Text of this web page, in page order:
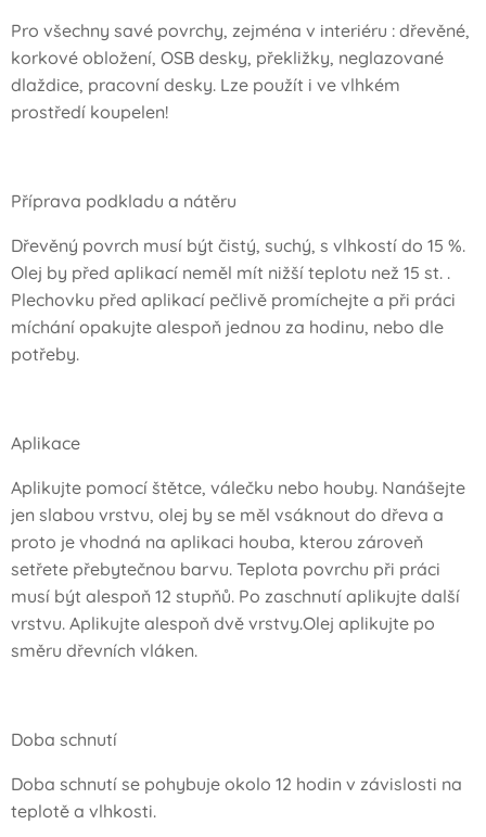
Pro všechny savé povrchy, zejména v interiéru : dřevěné,
korkové obložení, OSB desky, překližky, neglazované
dlaždice, pracovní desky. Lze použít i ve vlhkém
prostředí koupelen!
Příprava podkladu a nátěru
Dřevěný povrch musí být čistý, suchý, s vlhkostí do 15 %.
Olej by před aplikací neměl mít nižší teplotu než 15 st. .
Plechovku před aplikací pečlivě promíchejte a při práci
míchání opakujte alespoň jednou za hodinu, nebo dle
potřeby.
Aplikace
Aplikujte pomocí štětce, válečku nebo houby. Nanášejte
jen slabou vrstvu, olej by se měl vsáknout do dřeva a
proto je vhodná na aplikaci houba, kterou zároveň
setřete přebytečnou barvu. Teplota povrchu při práci
musí být alespoň 12 stupňů. Po zaschnutí aplikujte další
vrstvu. Aplikujte alespoň dvě vrstvy.Olej aplikujte po
směru dřevních vláken.
Doba schnutí
Doba schnutí se pohybuje okolo 12 hodin v závislosti na
teplotě a vlhkosti.